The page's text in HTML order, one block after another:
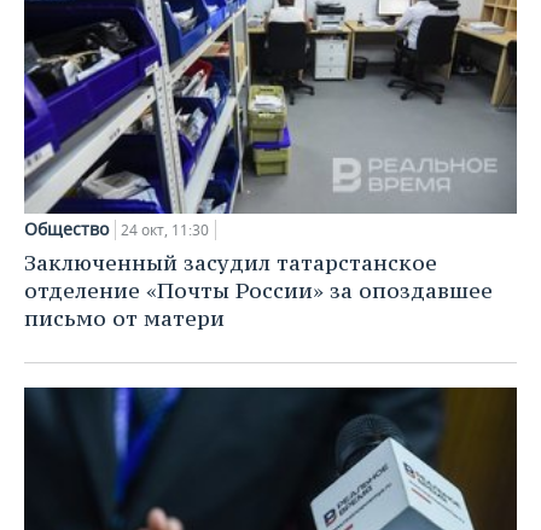
Общество 24 окт, 11:30
Заключенный засудил татарстанское
отделение «Почты России» за опоздавшее
письмо от матери